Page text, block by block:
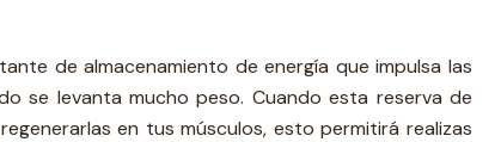
de almacenamiento de energía que impulsa las
se levanta mucho peso. Cuando esta reserva de
en tus músculos, esto permitirá realizas